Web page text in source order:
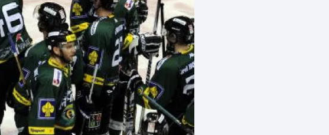
Moderní pětiboj
Motorsport
Olympijské hry
Parasport
Plavání
Triatlon
Veslování
Vodní slalom
Volejbal
Ostatní